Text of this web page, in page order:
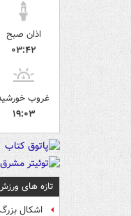
اذان صبح
۰۳:۴۲
غروب
۱۹:۰۳
تازه های
اشکال